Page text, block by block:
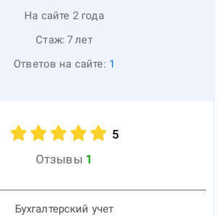
На сайте 2 года
Стаж: 7лет
Ответов на сайте: 1
5
Отзывы 1
Бухгалтерский учет